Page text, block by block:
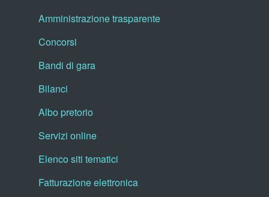
Amministrazione trasparente
Concorsi
Bandi di gara
Bilanci
Albo pretorio
Servizi online
Elenco siti tematici
Fatturazione elettronica